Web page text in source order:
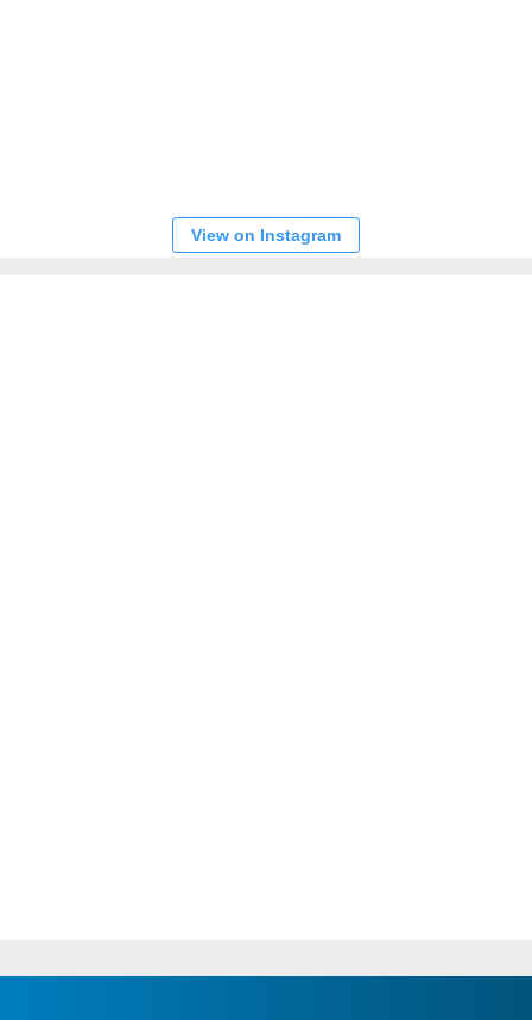
View on Instagram